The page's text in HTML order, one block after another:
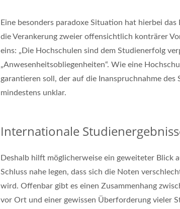
Eine besonders paradoxe Situation hat hierbei
die Verankerung zweier offensichtlich konträrer
eins: „Die Hochschulen sind dem Studienerfolg
„Anwesenheitsobliegenheiten“. Wie eine
garantieren soll, der auf die Inanspruchnahme
mindestens unklar.
Internationale
Deshalb hilft möglicherweise ein geweiteter Blick
Schluss nahe legen, dass sich die Noten
wird. Offenbar gibt es einen Zusammenhang
vor Ort und einer gewissen Überforderung vieler